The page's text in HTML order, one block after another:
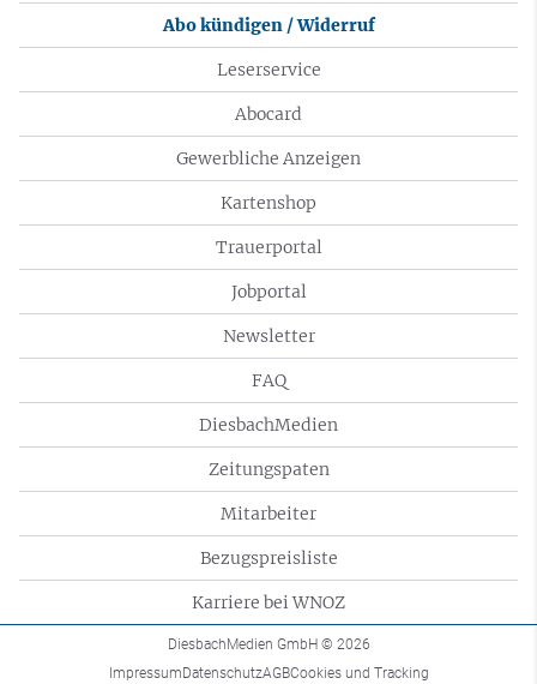
Abo kündigen / Widerruf
Leserservice
Abocard
Gewerbliche Anzeigen
Kartenshop
Trauerportal
Jobportal
Newsletter
FAQ
DiesbachMedien
Zeitungspaten
Mitarbeiter
Bezugspreisliste
Karriere bei WNOZ
DiesbachMedien GmbH © 2026
ImpressumDatenschutzAGBCookies und Tracking